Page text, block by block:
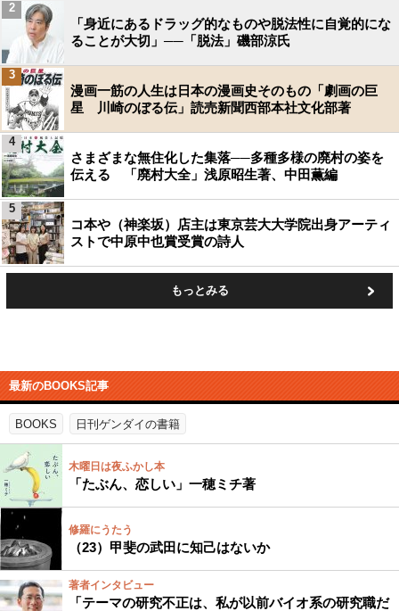
「身近にあるドラッグ的なものや脱法性に自覚的にな
ることが大切」──「脱法」磯部涼氏
2
漫画一筋の人生は日本の漫画史そのもの「劇画の巨
星 川崎のぼる伝」読売新聞西部本社文化部著
3
さまざまな無住化した集落──多種多様の廃村の姿を
伝える 「廃村大全」浅原昭生著、中田薫編
4
コ本や（神楽坂）店主は東京芸大大学院出身アーティ
ストで中原中也賞受賞の詩人
5
もっとみる
最新のBOOKS記事
BOOKS 日刊ゲンダイの書籍
木曜日は夜ふかし本
「たぶん、恋しい」一穂ミチ著
修羅にうたう
（23）甲斐の武田に知己はないか
著者インタビュー
「テーマの研究不正は、私が以前バイオ系の研究職だ